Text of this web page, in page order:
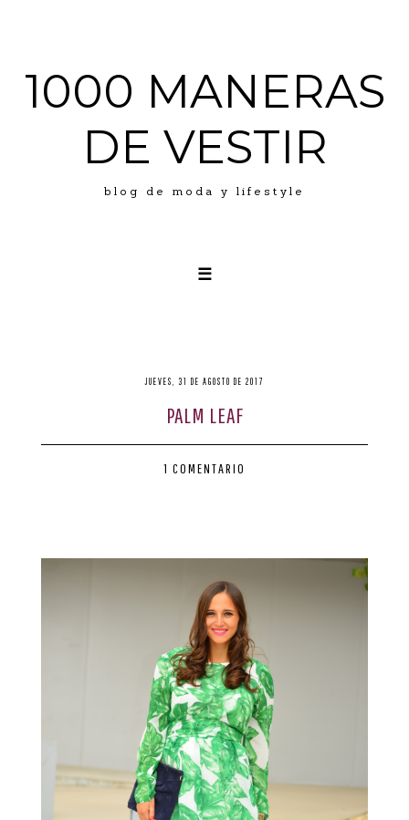
1000 MANERAS
DE VESTIR
blog de moda y lifestyle
☰
JUEVES, 31 DE AGOSTO DE 2017
PALM LEAF
1 COMENTARIO